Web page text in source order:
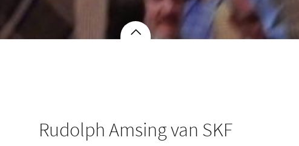
Rudolph Amsing van SKF